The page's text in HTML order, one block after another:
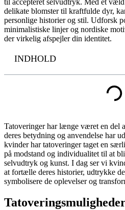
delikate blomster til kraftfulde dyr,
personlige historier og stil. Udforsk
minimalistiske linjer og nordiske
der virkelig afspejler din identitet.
INDHOLD
Tatoveringer har længe været en del
deres betydning og anvendelse har
kvinder har tatoveringer taget en
på modstand og individualitet til at
selvudtryk og kunst. I dag ser vi
at fortælle deres historier, udtrykke
symbolisere de oplevelser og